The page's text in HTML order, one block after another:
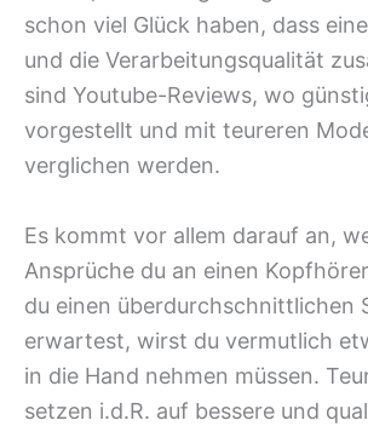
schon viel Glück haben, dass
und die Verarbeitungsqualität
sind Youtube-Reviews, wo
vorgestellt und mit teureren
verglichen werden.
Es kommt vor allem darauf an,
Ansprüche du an einen
du einen überdurchschnittlichen
erwartest, wirst du vermutlich
in die Hand nehmen müssen.
setzen i.d.R. auf bessere und